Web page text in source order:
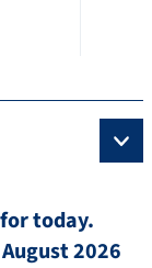
today.
2026